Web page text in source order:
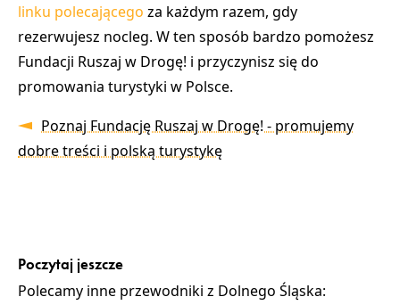
linku polecającego za każdym razem, gdy
rezerwujesz nocleg. W ten sposób bardzo pomożesz
Fundacji Ruszaj w Drogę! i przyczynisz się do
promowania turystyki w Polsce.
Poznaj Fundację Ruszaj w Drogę! - promujemy
dobre treści i polską turystykę
Poczytaj jeszcze
Polecamy inne przewodniki z Dolnego Śląska: